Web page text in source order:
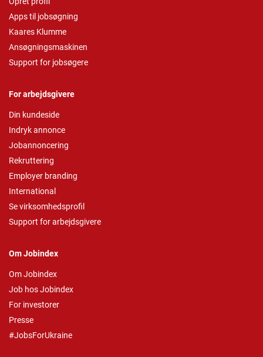
Apps til jobsøgning
Kaares Klumme
Ansøgningsmaskinen
Support for jobsøgere
For arbejdsgivere
Din kundeside
Indryk annonce
Jobannoncering
Rekruttering
Employer branding
International
Se virksomhedsprofil
Support for arbejdsgivere
Om Jobindex
Om Jobindex
Job hos Jobindex
For investorer
Presse
#JobsForUkraine